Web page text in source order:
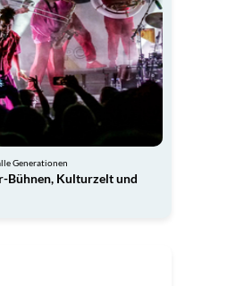
Generationen
Bühnen, Kulturzelt und